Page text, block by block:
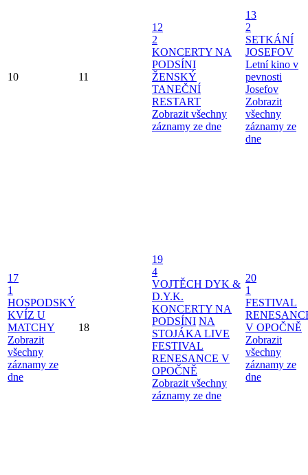
10 11
12
2
KONCERTY NA
PODSÍNI
ŽENSKÝ
TANEČNÍ
RESTART
Zobrazit všechny
záznamy ze dne
13
2
SETKÁNÍ
JOSEFOV
Letní kino v
pevnosti
Josefov
Zobrazit
všechny
záznamy ze
dne
17
1
HOSPODSKÝ
KVÍZ U
MATCHY
Zobrazit
všechny
záznamy ze
dne
18
19
4
VOJTĚCH DYK &
D.Y.K.
KONCERTY NA
PODSÍNI NA
STOJÁKA LIVE
FESTIVAL
RENESANCE V
OPOČNĚ
Zobrazit všechny
záznamy ze dne
20
1
FESTIVAL
V OPOČNĚ
Zobrazit
všechny
záznamy ze
dne